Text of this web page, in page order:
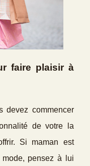
faire plaisir à
devez commencer
de votre la
Si maman est
pensez à lui